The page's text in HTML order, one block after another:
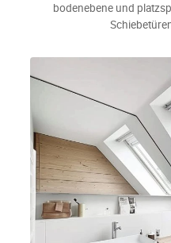
bodenebene und